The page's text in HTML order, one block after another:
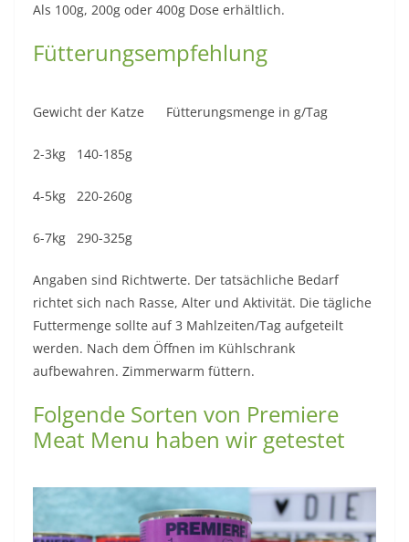
Als 100g, 200g oder 400g Dose erhältlich.
Fütterungsempfehlung
Gewicht der Katze Fütterungsmenge in g/Tag
2-3kg 140-185g
4-5kg 220-260g
6-7kg 290-325g
Angaben sind Richtwerte. Der tatsächliche Bedarf
richtet sich nach Rasse, Alter und Aktivität. Die tägliche
Futtermenge sollte auf 3 Mahlzeiten/Tag aufgeteilt
werden. Nach dem Öffnen im Kühlschrank
aufbewahren. Zimmerwarm füttern.
Folgende Sorten von Premiere
Meat Menu haben wir getestet